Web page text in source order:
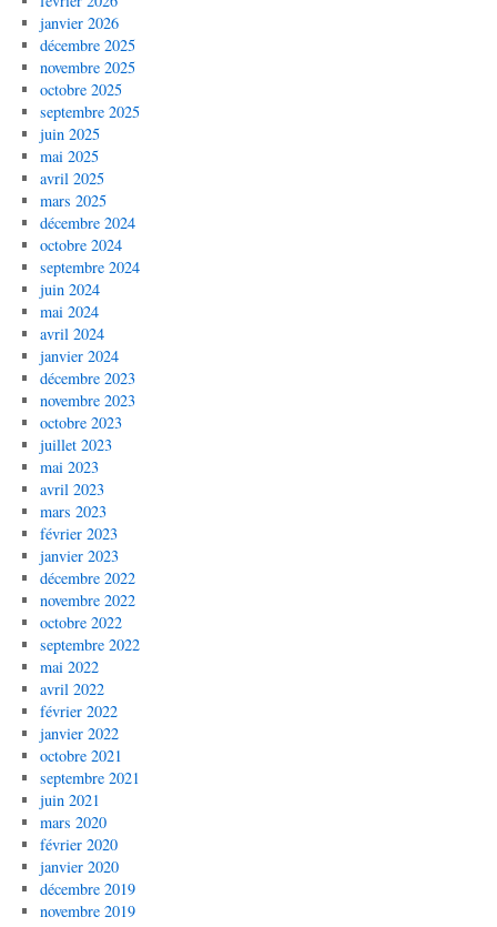
janvier 2026
décembre 2025
novembre 2025
octobre 2025
septembre 2025
juin 2025
mai 2025
avril 2025
mars 2025
décembre 2024
octobre 2024
septembre 2024
juin 2024
mai 2024
avril 2024
janvier 2024
décembre 2023
novembre 2023
octobre 2023
juillet 2023
mai 2023
avril 2023
mars 2023
février 2023
janvier 2023
décembre 2022
novembre 2022
octobre 2022
septembre 2022
mai 2022
avril 2022
février 2022
janvier 2022
octobre 2021
septembre 2021
juin 2021
mars 2020
février 2020
janvier 2020
décembre 2019
novembre 2019